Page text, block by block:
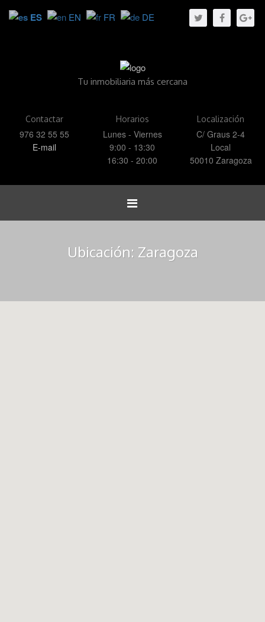
Tu inmobiliaria más cercana
Contactar
976 32 55 55
E-mail
Horarios
Lunes - Viernes
9:00 - 13:30
16:30 - 20:00
Localización
C/ Graus 2-4
Local
50010 Zaragoza
Toggle
Ubicación: Zaragoza
ES EN FR DE